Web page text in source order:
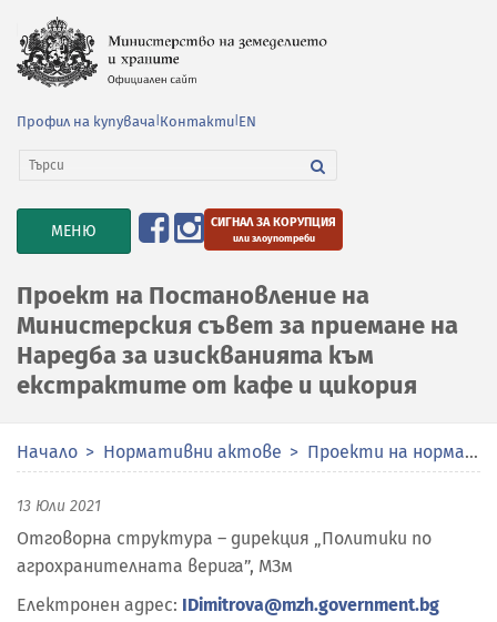
Профил на купувача Контакти EN
TOGGLE
NAVIGATION
МЕНЮ СИГНАЛ ЗА КОРУПЦИЯ
или злоупотреби
Проект на Постановление на
Министерския съвет за приемане на
Наредба за изискванията към
екстрактите от кафе и цикория
Начало Нормативни актове Проекти на нормативни актове
13 Юли 2021
Отговорна структура – дирекция „Политики по
агрохранителната верига”, МЗм
Електронен адрес: IDimitrova@mzh.government.bg